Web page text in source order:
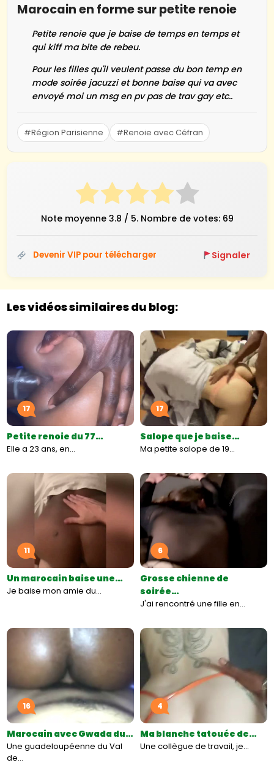
Marocain en forme sur petite renoie
Petite renoie que je baise de temps en temps et
qui kiff ma bite de rebeu.
Pour les filles qu'il veulent passe du bon temp en
mode soirée jacuzzi et bonne baise qui va avec
envoyé moi un msg en pv pas de trav gay etc..
#Région Parisienne #Renoie avec Céfran
Note moyenne 3.8 / 5. Nombre de votes: 69
Devenir VIP pour télécharger Signaler
Les vidéos similaires du blog:
17
Petite renoie du 77…
Elle a 23 ans, en…
17
Salope que je baise…
Ma petite salope de 19…
11
Un marocain baise une…
Je baise mon amie du…
6
Grosse chienne de
soirée…
J'ai rencontré une fille en…
16
Marocain avec Gwada du…
Une guadeloupéenne du Val
de…
4
Ma blanche tatouée de…
Une collègue de travail, je…